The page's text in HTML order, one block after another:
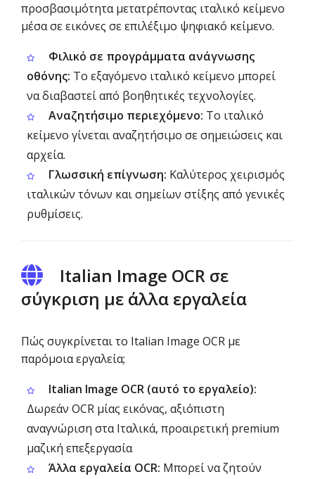
προσβασιμότητα μετατρέποντας ιταλικό κείμενο
μέσα σε εικόνες σε επιλέξιμο ψηφιακό κείμενο.
Φιλικό σε προγράμματα ανάγνωσης
οθόνης: Το εξαγόμενο ιταλικό κείμενο μπορεί
να διαβαστεί από βοηθητικές τεχνολογίες.
Αναζητήσιμο περιεχόμενο: Το ιταλικό
κείμενο γίνεται αναζητήσιμο σε σημειώσεις και
αρχεία.
Γλωσσική επίγνωση: Καλύτερος χειρισμός
ιταλικών τόνων και σημείων στίξης από γενικές
ρυθμίσεις.
Italian Image OCR σε
σύγκριση με άλλα εργαλεία
Πώς συγκρίνεται το Italian Image OCR με
παρόμοια εργαλεία;
Italian Image OCR (αυτό το εργαλείο):
Δωρεάν OCR μίας εικόνας, αξιόπιστη
αναγνώριση στα Ιταλικά, προαιρετική premium
μαζική επεξεργασία
Άλλα εργαλεία OCR: Μπορεί να ζητούν